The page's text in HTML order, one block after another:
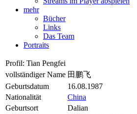
mehr
Bücher
Links
Das Team
Portraits
Profil: Tian Pengfei
vollständiger Name 田鹏飞
Geburtsdatum
16.08.1987
Nationalität
China
Geburtsort
Dalian